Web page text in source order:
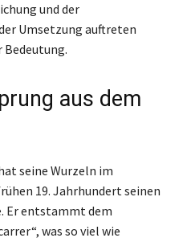
und der
Umsetzung auftreten
Bedeutung.
aus dem
seine Wurzeln im
19. Jahrhundert seinen
Er entstammt dem
was so viel wie